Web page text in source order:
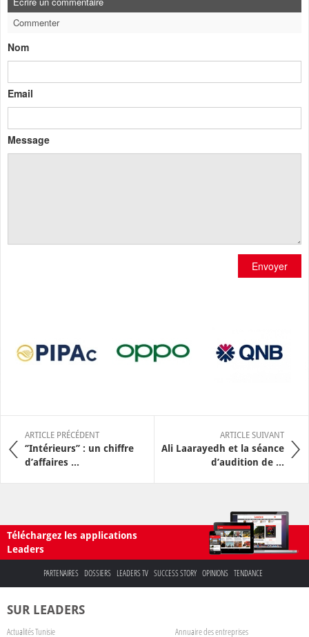
Commenter
Nom
Email
Message
Envoyer
ARTICLE PRÉCÉDENT
‘’Intérieurs’’ : un chiffre
d’affaires ...
ARTICLE SUIVANT
Ali Laarayedh et la séance
d’audition de ...
Téléchargez les applications
Leaders
PARTENAIRES DOSSIERS LEADERS TV SUCCESS STORY OPINIONS TENDANCE
SUR LEADERS
Actualités Tunisie Annuaire des entreprises